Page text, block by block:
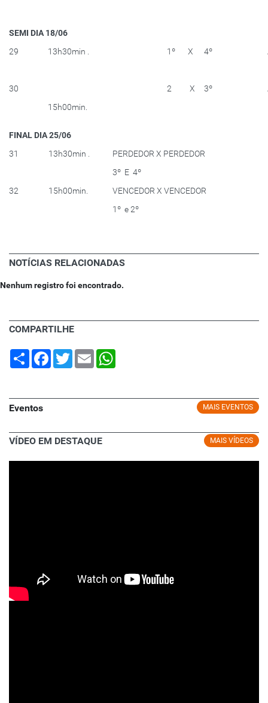
SEMI DIA 18/06
29
13h30min . 1º X 4º
30
15h00min.
2 X 3º
FINAL DIA 25/06
31
13h30min .
PERDEDOR X PERDEDOR
3º E 4º
32
15h00min.
VENCEDOR X VENCEDOR
1º e 2º
NOTÍCIAS RELACIONADAS
Nenhum registro foi encontrado.
COMPARTILHE
Share Facebook
TwitterEmail
MAIS EVENTOS
Eventos
MAIS VÍDEOS
VÍDEO EM DESTAQUE